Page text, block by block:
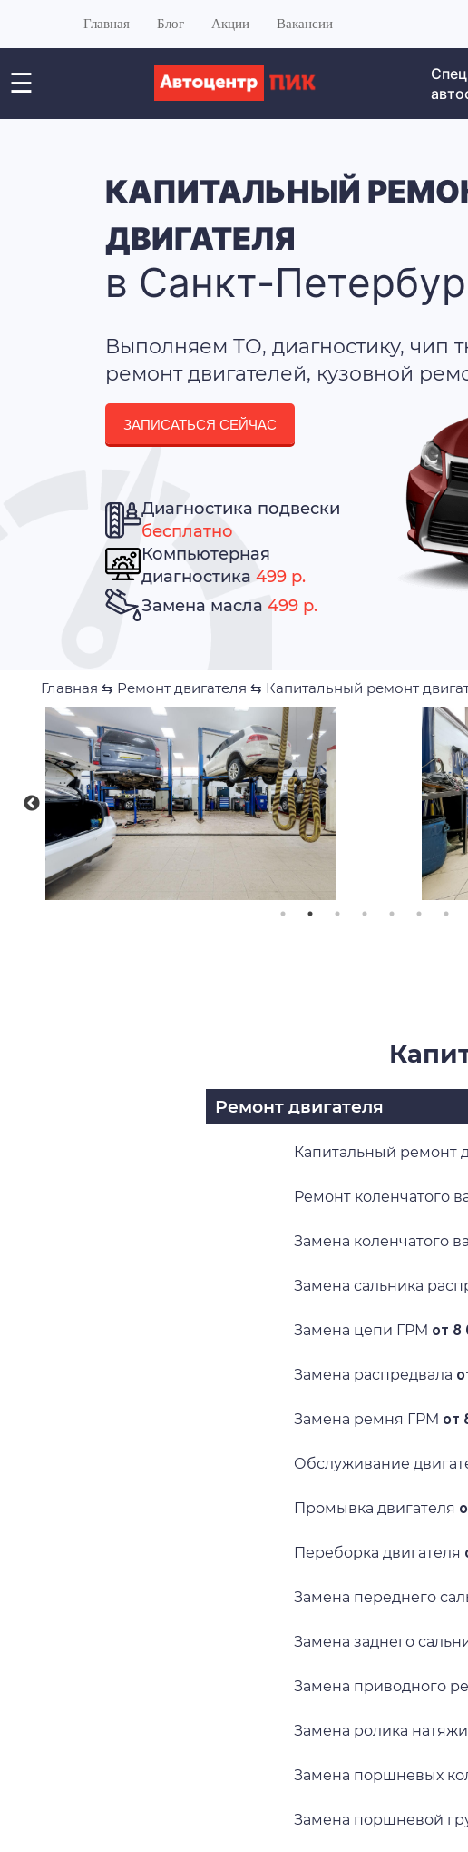
Главная Блог Акции Вакансии
☰
КАПИТАЛЬНЫЙ
ДВИГАТЕЛЯ
в Санкт-
Выполняем ТО, диагностику, чип
ремонт двигателей, кузовной
ЗАПИСАТЬСЯ СЕЙЧАС
Диагностика подвески
бесплатно
Компьютерная
диагностика 499 р.
Замена масла 499 р.
Главная ⇆ Ремонт двигателя ⇆ Капитальный ремонт
Ремонт двигателя
Капитальный ремонт
Ремонт коленчатого
Замена коленчатого
Замена сальника
Замена цепи ГРМ от 8
Замена распредвала
Замена ремня ГРМ от
Обслуживание
Промывка двигателя
Переборка двигателя
Замена переднего
Замена заднего
Замена приводного
Замена ролика
Замена поршневых
Замена поршневой